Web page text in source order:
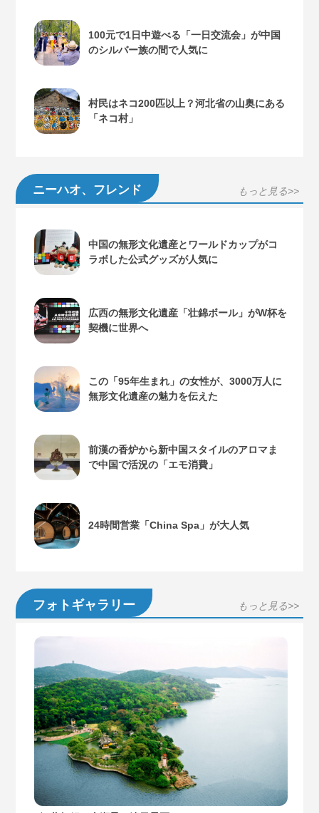
100元で1日中遊べる「一日交流会」が中国
のシルバー族の間で人気に
村民はネコ200匹以上？河北省の山奥にある
「ネコ村」
ニーハオ、フレンド もっと見る>>
中国の無形文化遺産とワールドカップがコ
ラボした公式グッズが人気に
広西の無形文化遺産「壮錦ボール」がW杯を
契機に世界へ
この「95年生まれ」の女性が、3000万人に
無形文化遺産の魅力を伝えた
前漢の香炉から新中国スタイルのアロマま
で中国で活況の「エモ消費」
24時間営業「China Spa」が大人気
フォトギャラリー もっと見る>>